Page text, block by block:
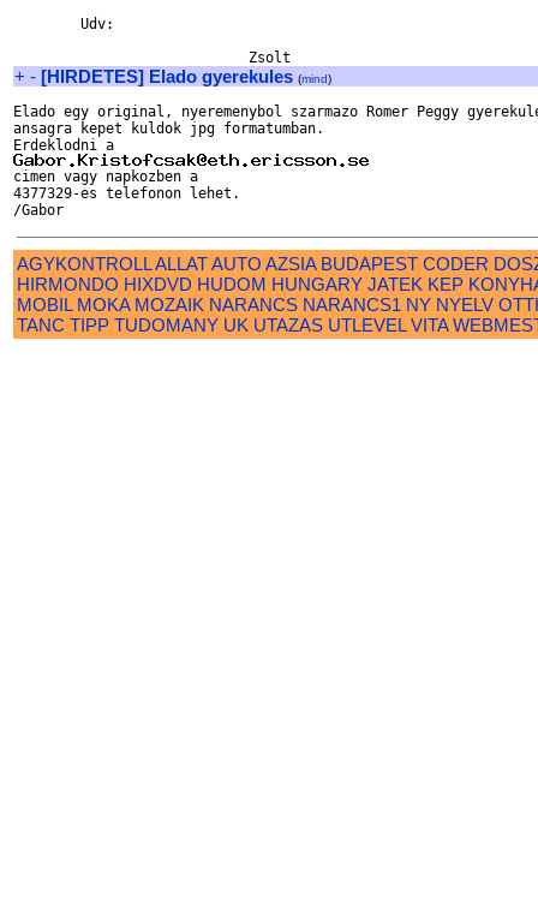
        Udv:
+ - [HIRDETES] Elado gyerekules (mind)
Elado egy original, nyeremenybol szarmazo Romer Peggy
ansagra kepet kuldok jpg formatumban.
4377329-es telefonon lehet.
AGYKONTROLLALLATAUTO AZSIA BUDAPEST CODER
HIRMONDO HIXDVD HUDOM HUNGARY JATEK KEP
MOBIL MOKA MOZAIK NARANCS NARANCS1 NY NYELV
TANC TIPP TUDOMANY UK UTAZAS UTLEVEL VITA